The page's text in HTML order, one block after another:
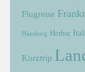
Flugreise
Hamburg Herbst
Kurztrip